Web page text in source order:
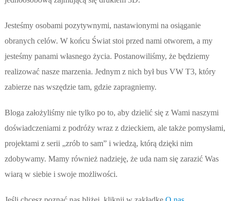
Jesteśmy osobami pozytywnymi, nastawionymi na osiąganie
obranych celów. W końcu Świat stoi przed nami otworem, a my
jesteśmy panami własnego życia. Postanowiliśmy, że będziemy
realizować nasze marzenia. Jednym z nich był bus VW T3, który
zabierze nas wszędzie tam, gdzie zapragniemy.
Bloga założyliśmy nie tylko po to, aby dzielić się z Wami naszymi
doświadczeniami z podróży wraz z dzieckiem, ale także pomysłami,
projektami z serii „zrób to sam” i wiedzą, którą dzięki nim
zdobywamy. Mamy również nadzieję, że uda nam się zarazić Was
wiarą w siebie i swoje możliwości.